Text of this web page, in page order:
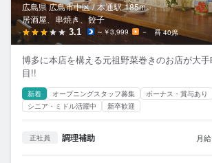
広島県 広島市中区 / 本通駅 185m
居酒屋、串焼き、餃子
3.1 ～￥3,999 － 40席
博多に本店を構える元祖野菜巻きのお店が大
目!!
新着 オープニングスタッフ募集 ボーナス・賞与あり
シニア・ミドル活躍中
新卒歓迎
正社員 調理補助 月給